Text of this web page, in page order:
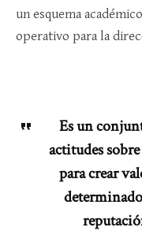
un esquema
operativo para la
Es un
actitudes
para crear